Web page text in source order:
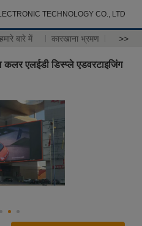
TECHNOLOGY CO., LTD
हमारे बारे में कारखाना भ्रमण >>
एलईडी डिस्प्ले एडवरटाइजिंग